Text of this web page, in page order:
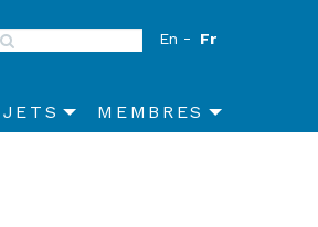
En Fr
MEMBRES